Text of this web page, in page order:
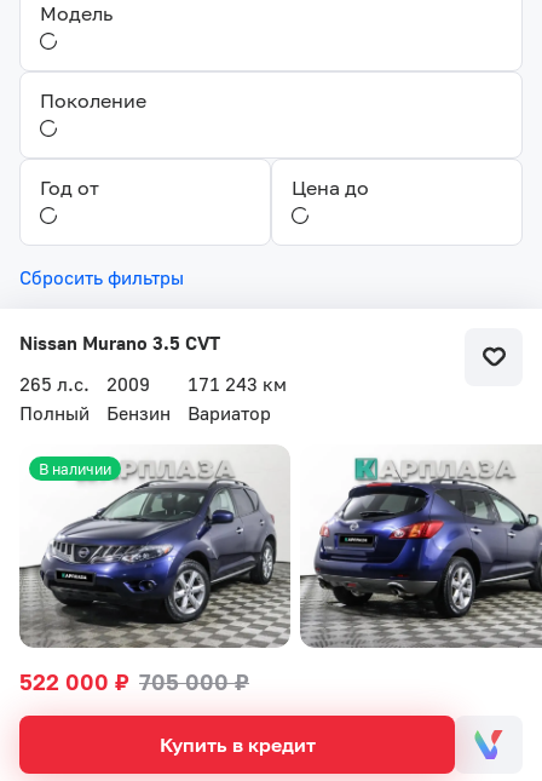
Модель
Поколение
Год от Цена до
Сбросить фильтры
Бесплатный звонок
Автоцентр Кар Плаза
Nissan Murano 3.5 CVT
265 л.с.
2009
171 243 км
Полный
Бензин Вариатор
522 000 ₽ 705 000 ₽
В наличии
Купить в кредит